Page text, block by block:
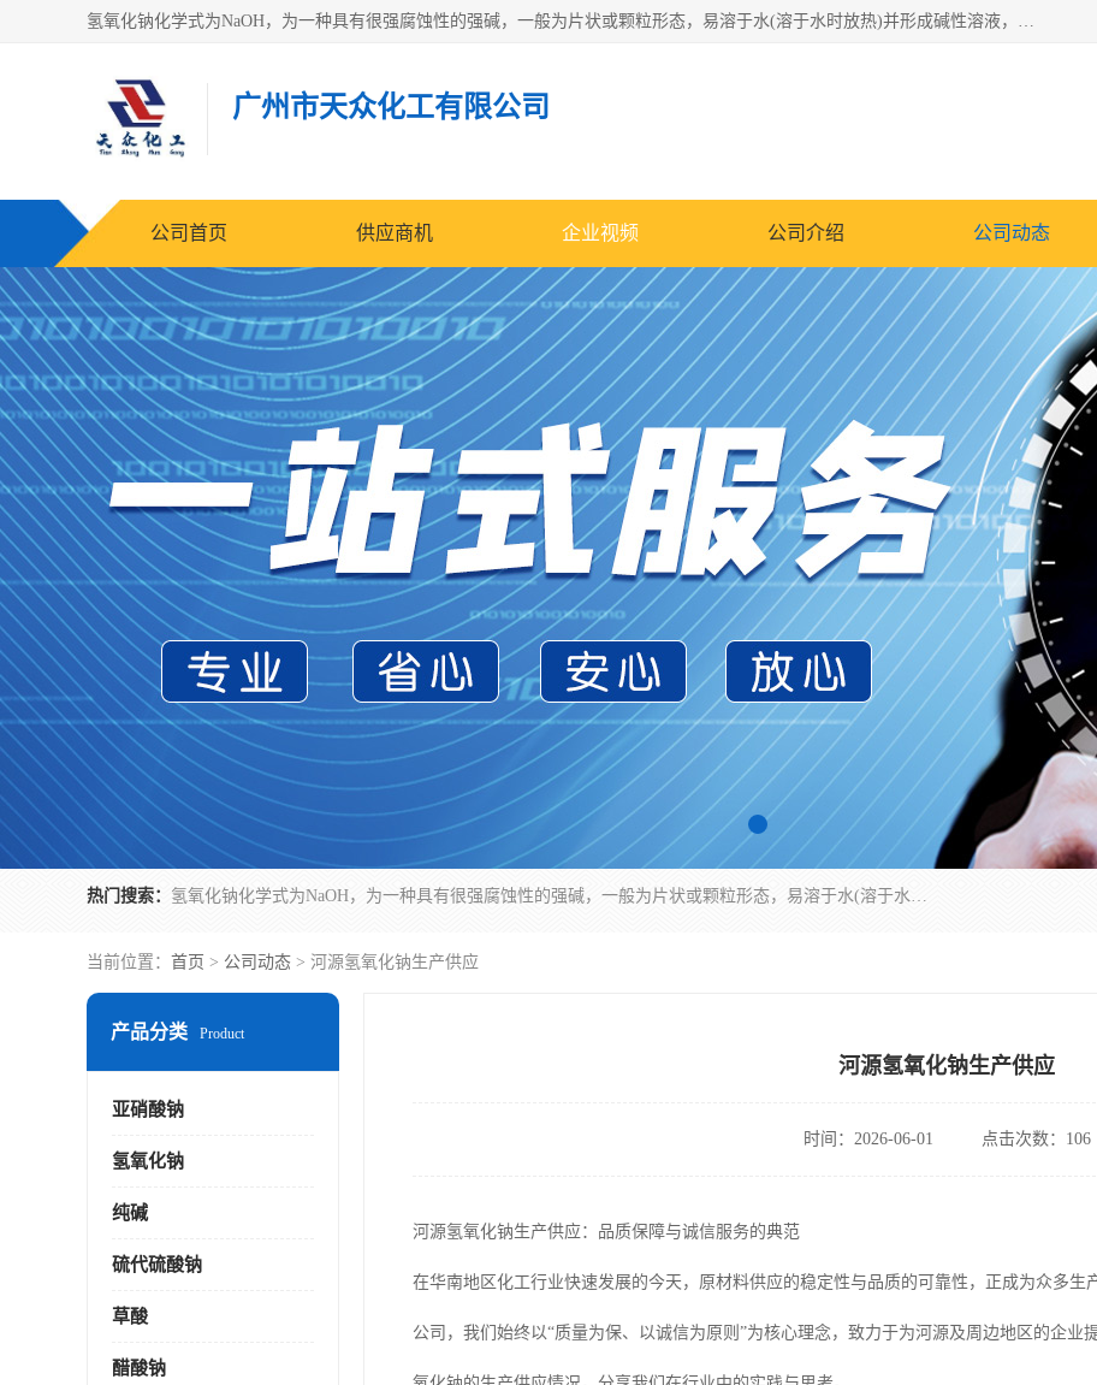
氢氧化钠化学式为NaOH，为一种具有很强腐蚀性的强碱，一般为片状或颗粒形态，易溶于水(溶于水时放热)并形成碱性溶液，另有潮解性，易吸取空气中的水蒸气(潮解)和(变质)。NaOH是化学实验室其中一种必备的化学品，亦为常见的化工品之一。纯品是无色透明的晶体。密度2.130g/cm3。熔点318.4℃。沸点1390℃。工业品含有少量的氯化和碳酸，是白色不透明的晶体。
广州市天众化工有限公司
公司首页 供应商机 企业视频 公司介绍 公司动态
热门搜索： 氢氧化钠化学式为NaOH，为一种具有很强腐蚀性的强碱，一般为片状或颗粒形态，易溶于水(溶于水时放热)并形成碱性溶液，另有潮解性，易吸取空气中的水蒸气(潮解)和(变质)。NaOH是化学实验室其中一种必备的化学品，亦为常见的化工品之一。纯品是无色透明的晶体。密度2.130g/cm3。熔点318.4℃。沸点1390℃。工业品含有少量的氯化和碳酸，是白色不透明的晶体。
当前位置： 首页 > 公司动态 > 河源氢氧化钠生产供应
产品分类 Product
亚硝酸钠
氢氧化钠
纯碱
硫代硫酸钠
草酸
醋酸钠
河源氢氧化钠生产供应
时间：2026-06-01 点击次数：106
河源氢氧化钠生产供应：品质保障与诚信服务的典范
在华南地区化工行业快速发展的今天，原材料供应的稳定性与品质的可靠性，正成为众多
公司，我们始终以“质量为保、以诚信为原则”为核心理念，致力于为河源及周边地区的企